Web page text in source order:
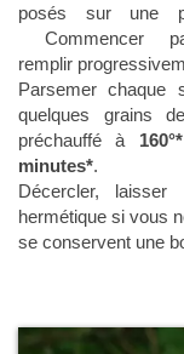
posés sur une
Commencer
remplir
Parsemer chaque
quelques grains
préchauffé à
minutes*.
Décercler,
hermétique si vous
se conservent une